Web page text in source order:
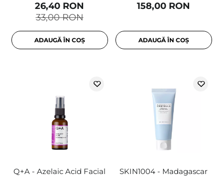
33,00 RON
26,40 RON
ADAUGĂ ÎN COȘ
158,00 RON
ADAUGĂ ÎN COȘ
Q+A - Azelaic Acid Facial
SKIN1004 - Madagascar